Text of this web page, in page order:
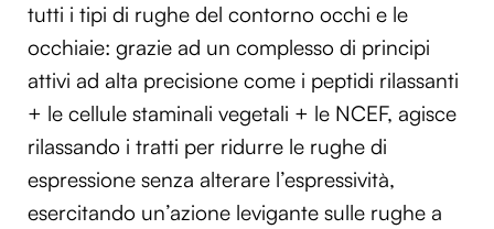
tutti i tipi di rughe del contorno occhi e le
occhiaie: grazie ad un complesso di principi
attivi ad alta precisione come i peptidi rilassanti
+ le cellule staminali vegetali + le NCEF, agisce
rilassando i tratti per ridurre le rughe di
espressione senza alterare l’espressività,
esercitando un’azione levigante sulle rughe a